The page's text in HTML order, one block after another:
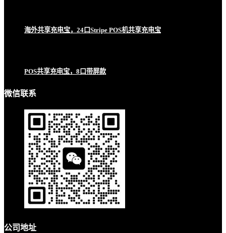
海外共享充电宝，24口Stripe POS机共享充电宝
POS共享充电宝，8口带屏款
微信联系
公司地址